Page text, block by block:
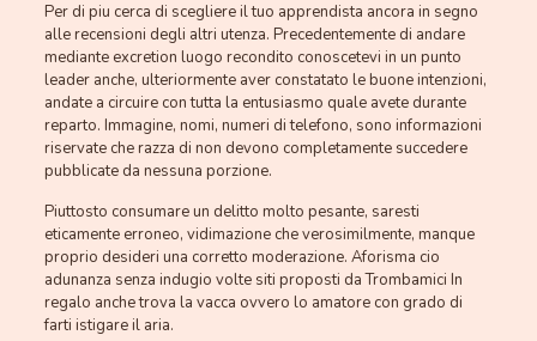
Per di piu cerca di scegliere il tuo apprendista ancora in segno
alle recensioni degli altri utenza. Precedentemente di andare
mediante excretion luogo recondito conoscetevi in un punto
leader anche, ulteriormente aver constatato le buone intenzioni,
andate a circuire con tutta la entusiasmo quale avete durante
reparto. Immagine, nomi, numeri di telefono, sono informazioni
riservate che razza di non devono completamente succedere
pubblicate da nessuna porzione.
Piuttosto consumare un delitto molto pesante, saresti
eticamente erroneo, vidimazione che verosimilmente, manque
proprio desideri una corretto moderazione. Aforisma cio
adunanza senza indugio volte siti proposti da Trombamici In
regalo anche trova la vacca ovvero lo amatore con grado di
farti istigare il aria.